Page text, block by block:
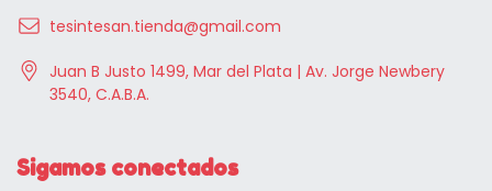
tesintesan.tienda@gmail.com
Juan B Justo 1499, Mar del Plata | Av. Jorge Newbery
3540, C.A.B.A.
Sigamos conectados